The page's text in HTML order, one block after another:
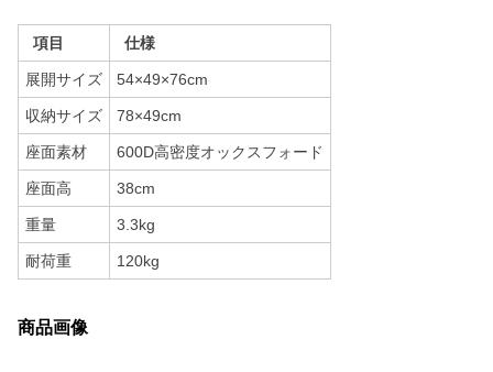
項目 仕様
展開サイズ 54×49×76cm
収納サイズ 78×49cm
座面素材 600D高密度オックスフォード
座面高 38cm
重量 3.3kg
耐荷重 120kg
商品画像